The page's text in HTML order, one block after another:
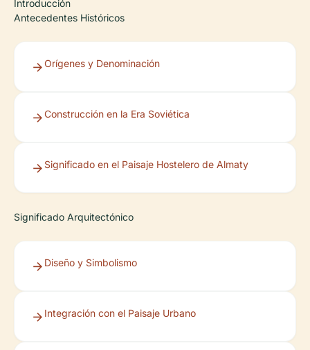
Introducción
Antecedentes Históricos
Orígenes y Denominación
Construcción en la Era Soviética
Significado en el Paisaje Hostelero de Almaty
Significado Arquitectónico
Diseño y Simbolismo
Integración con el Paisaje Urbano